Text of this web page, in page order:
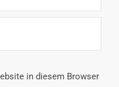
in diesem Browser